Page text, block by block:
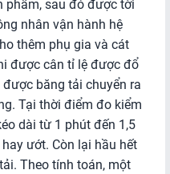
phẩm, sau đó được tời
nhân vận hành hệ
thêm phụ gia và cát
được cân tỉ lệ được đổ
băng tải chuyển ra
Tại thời điểm đo kiểm
dài từ 1 phút đến 1,5
ướt. Còn lại hầu hết
tải.Theo tính toán, một